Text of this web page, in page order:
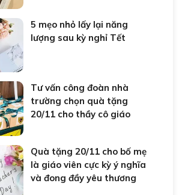
5 mẹo nhỏ lấy lại năng
lượng sau kỳ nghỉ Tết
Tư vấn công đoàn nhà
trường chọn quà tặng
20/11 cho thầy cô giáo
Quà tặng 20/11 cho bố mẹ
là giáo viên cực kỳ ý nghĩa
và đong đầy yêu thương